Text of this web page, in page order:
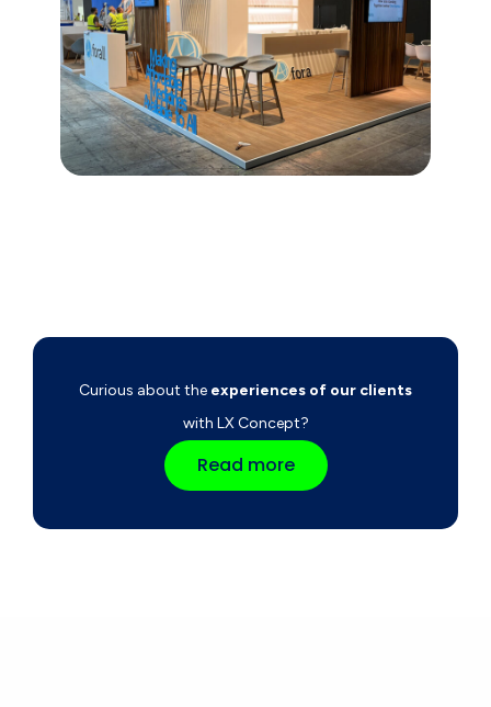
Curious about the experiences of our clients
with LX Concept?
Read more